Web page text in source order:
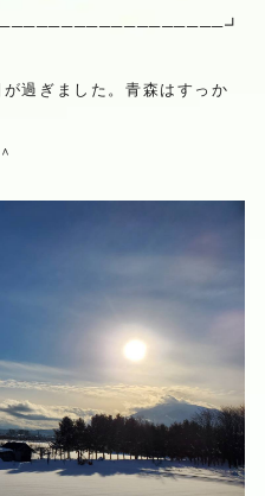
───────┛
過ぎました。青森はすっか